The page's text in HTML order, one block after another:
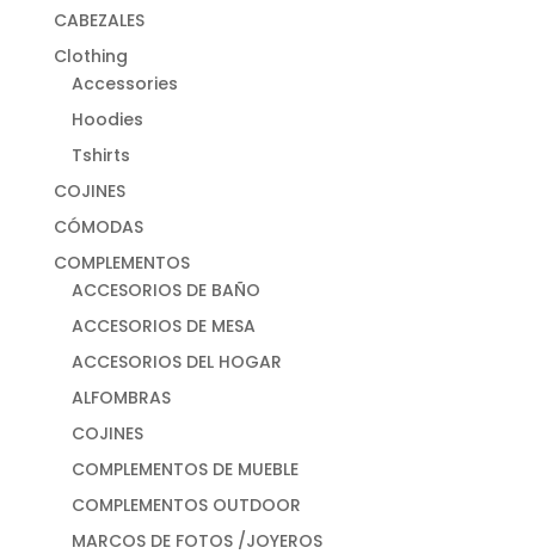
CABEZALES
Clothing
Accessories
Hoodies
Tshirts
COJINES
CÓMODAS
COMPLEMENTOS
ACCESORIOS DE BAÑO
ACCESORIOS DE MESA
ACCESORIOS DEL HOGAR
ALFOMBRAS
COJINES
COMPLEMENTOS DE MUEBLE
COMPLEMENTOS OUTDOOR
MARCOS DE FOTOS /JOYEROS